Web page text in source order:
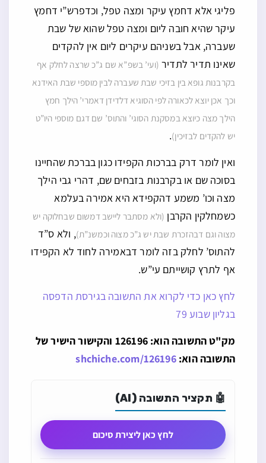
פליגי אלא דחמץ עיקר ומצה טפל, וכדפרש”י דחמץ
עיקר שהיא חובה ליום ומצה טפל שהוא של שבת
שעברה, אבל בשניהם עיקרים ליום אין להקדים
שאינו תדיר לתדיר (ועי’ בשפ”א שם ג”כ שרצה לחלק אף
בקרבנות גופא בין בזיכי שבת שעברה לבין מוספי שבת האידנא
וכך אכן יוצא לכאורה לפי הסוגיא דלדידן דאמרי’ הילך חמץ
הילך מצה כיוצא במסקנת הסוגי’ והתוס’ שם דגם מוספי היו”ט
יש להקדים לבזיכין).
ואין לומר דרק בברכות הקפידו כגון בברכת שהחיינו
בסוכה שם או בקרבנות בזבחים שם, דהרי גבי הילך
מצה וכו’ משמע דהקפידא היא אמירה בעלמא
כשמחלקין הקרבן (ולא מסתבר ליישב דמשום שבחלוקה יש
מצוה וגם דבהזכרת שבת יש ג”כ מצוה וכמשנ”ת), ולא ס”ד
להתוס’ לחלק בזה לומר דבאמירה לחוד לא הקפידו
אף לתרץ קושייתם עי”ש.
לחץ כאן כדי לקרוא את התשובה בגירסת הדפסה
בגליון שבוע 79
מק"ט התשובה הוא: 126196 והקישור הישיר של
התשובה הוא:shchiche.com/126196
🤖 תקציר התשובה (AI)
לחץ כאן ליצירת סיכום